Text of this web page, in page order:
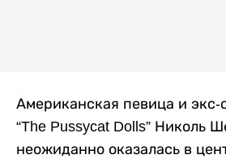
Американская певица и экс-
“The Pussycat Dolls” Николь
неожиданно оказалась в